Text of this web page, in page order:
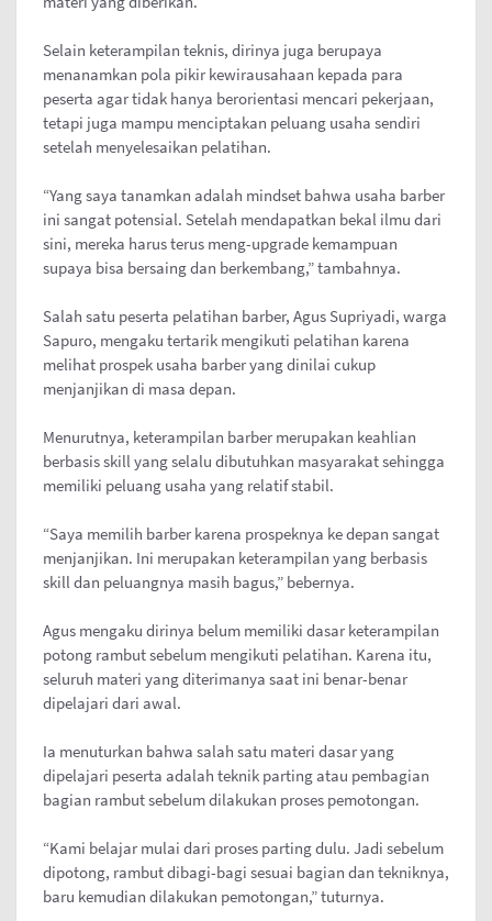
Selain keterampilan teknis, dirinya juga berupaya
menanamkan pola pikir kewirausahaan kepada para
peserta agar tidak hanya berorientasi mencari pekerjaan,
tetapi juga mampu menciptakan peluang usaha sendiri
setelah menyelesaikan pelatihan.
“Yang saya tanamkan adalah mindset bahwa usaha barber
ini sangat potensial. Setelah mendapatkan bekal ilmu dari
sini, mereka harus terus meng-upgrade kemampuan
supaya bisa bersaing dan berkembang,” tambahnya.
Salah satu peserta pelatihan barber, Agus Supriyadi, warga
Sapuro, mengaku tertarik mengikuti pelatihan karena
melihat prospek usaha barber yang dinilai cukup
menjanjikan di masa depan.
Menurutnya, keterampilan barber merupakan keahlian
berbasis skill yang selalu dibutuhkan masyarakat sehingga
memiliki peluang usaha yang relatif stabil.
“Saya memilih barber karena prospeknya ke depan sangat
menjanjikan. Ini merupakan keterampilan yang berbasis
skill dan peluangnya masih bagus,” bebernya.
Agus mengaku dirinya belum memiliki dasar keterampilan
potong rambut sebelum mengikuti pelatihan. Karena itu,
seluruh materi yang diterimanya saat ini benar-benar
dipelajari dari awal.
Ia menuturkan bahwa salah satu materi dasar yang
dipelajari peserta adalah teknik parting atau pembagian
bagian rambut sebelum dilakukan proses pemotongan.
“Kami belajar mulai dari proses parting dulu. Jadi sebelum
dipotong, rambut dibagi-bagi sesuai bagian dan tekniknya,
baru kemudian dilakukan pemotongan,” tuturnya.